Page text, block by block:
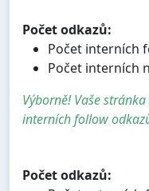
Počet odkazů:
Počet interních
Počet interních
Výborně! Vaše
interních follow
Počet odkazů: